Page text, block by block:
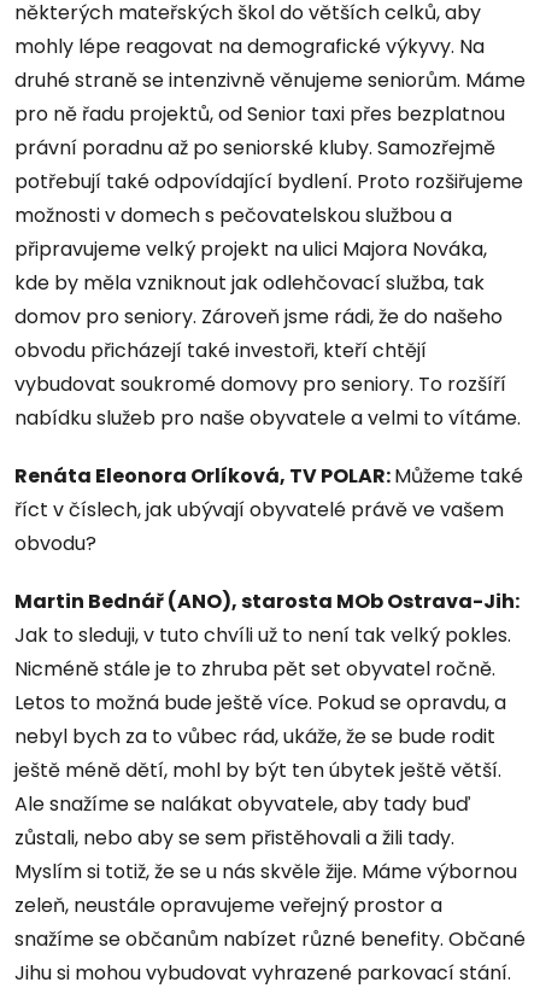
některých mateřských škol do větších celků, aby
mohly lépe reagovat na demografické výkyvy. Na
druhé straně se intenzivně věnujeme seniorům. Máme
pro ně řadu projektů, od Senior taxi přes bezplatnou
právní poradnu až po seniorské kluby. Samozřejmě
potřebují také odpovídající bydlení. Proto rozšiřujeme
možnosti v domech s pečovatelskou službou a
připravujeme velký projekt na ulici Majora Nováka,
kde by měla vzniknout jak odlehčovací služba, tak
domov pro seniory. Zároveň jsme rádi, že do našeho
obvodu přicházejí také investoři, kteří chtějí
vybudovat soukromé domovy pro seniory. To rozšíří
nabídku služeb pro naše obyvatele a velmi to vítáme.
Renáta Eleonora Orlíková, TV POLAR:Můžeme také
říct v číslech, jak ubývají obyvatelé právě ve vašem
obvodu?
Martin Bednář (ANO), starosta MOb Ostrava-Jih:
Jak to sleduji, v tuto chvíli už to není tak velký pokles.
Nicméně stále je to zhruba pět set obyvatel ročně.
Letos to možná bude ještě více. Pokud se opravdu, a
nebyl bych za to vůbec rád, ukáže, že se bude rodit
ještě méně dětí, mohl by být ten úbytek ještě větší.
Ale snažíme se nalákat obyvatele, aby tady buď
zůstali, nebo aby se sem přistěhovali a žili tady.
Myslím si totiž, že se u nás skvěle žije. Máme výbornou
zeleň, neustále opravujeme veřejný prostor a
snažíme se občanům nabízet různé benefity. Občané
Jihu si mohou vybudovat vyhrazené parkovací stání.